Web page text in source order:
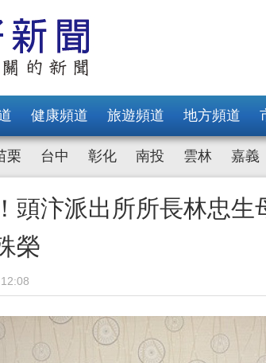
健康頻道 旅遊頻道 地方頻道
栗 台中 彰化 南投 雲林 嘉義
頭汴派出所所長林忠
榮